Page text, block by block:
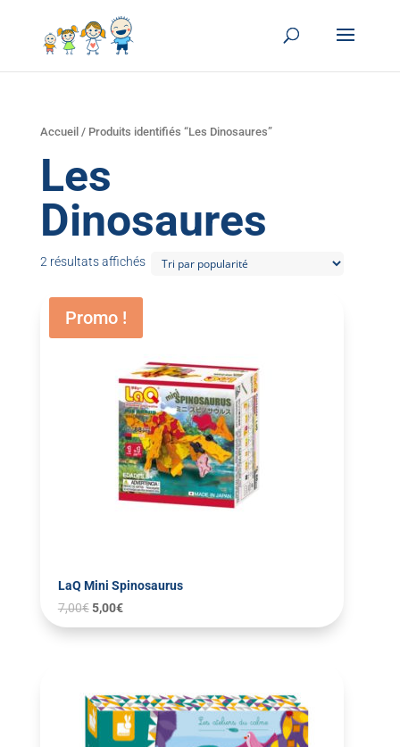
Accueil / Produits identifiés “Les Dinosaures”
Les
Dinosaures
2 résultats affichés
Promo !
LaQ Mini Spinosaurus
7,00€ 5,00€